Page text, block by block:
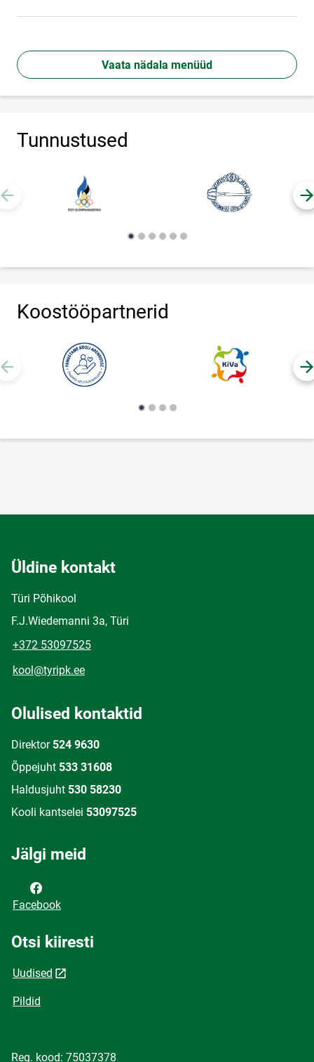
Vaata nädala menüüd
Tunnustused
Koostööpartnerid
Üldine kontakt
Türi Põhikool
F.J.Wiedemanni 3a, Türi
+372 53097525
kool@tyripk.ee
Olulised kontaktid
Direktor 524 9630
Õppejuht 533 31608
Haldusjuht 530 58230
Kooli kantselei 53097525
Jälgi meid
Facebook
Otsi kiiresti
Uudised
Pildid
Reg. kood: 75037378